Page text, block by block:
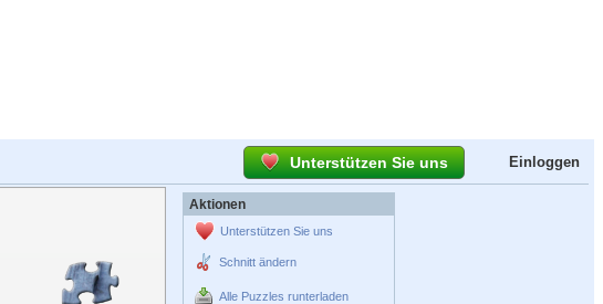
Unterstützen Sie uns Einloggen
Aktionen
Unterstützen Sie uns
Schnitt ändern
Alle Puzzles runterladen